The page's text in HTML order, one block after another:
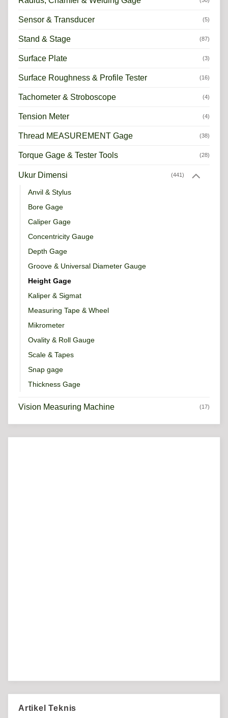
Sensor & Transducer (5)
Stand & Stage (87)
Surface Plate (3)
Surface Roughness & Profile Tester (16)
Tachometer & Stroboscope (4)
Tension Meter (4)
Thread MEASUREMENT Gage (38)
Torque Gage & Tester Tools (28)
Ukur Dimensi (441)
Anvil & Stylus
Bore Gage
Caliper Gage
Concentricity Gauge
Depth Gage
Groove & Universal Diameter Gauge
Height Gage
Kaliper & Sigmat
Measuring Tape & Wheel
Mikrometer
Ovality & Roll Gauge
Scale & Tapes
Snap gage
Thickness Gage
Vision Measuring Machine (17)
Artikel Teknis